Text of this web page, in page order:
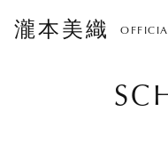
瀧本美織